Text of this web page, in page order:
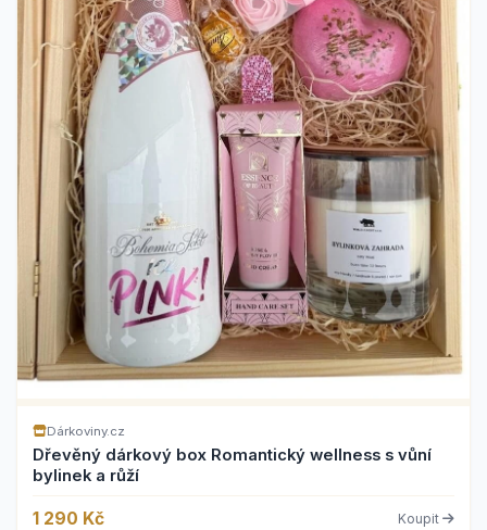
Dárkoviny.cz
Dřevěný dárkový box Romantický wellness s vůní
bylinek a růží
1 290 Kč Koupit